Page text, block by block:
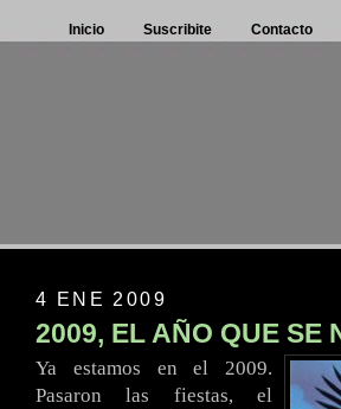
Inicio Suscribite Contacto
4 ENE 2009
2009, EL AÑO QUE SE
Ya estamos en el 2009.
Pasaron las fiestas, el